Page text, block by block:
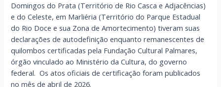
Domingos do Prata (Território de Rio Casca e Adjacências)
e do Celeste, em Marliéria (Território do Parque Estadual
do Rio Doce e sua Zona de Amortecimento) tiveram suas
declarações de autodefinição enquanto remanescentes de
quilombos certificadas pela Fundação Cultural Palmares,
órgão vinculado ao Ministério da Cultura, do governo
federal. Os atos oficiais de certificação foram publicados
no mês de abril de 2026.